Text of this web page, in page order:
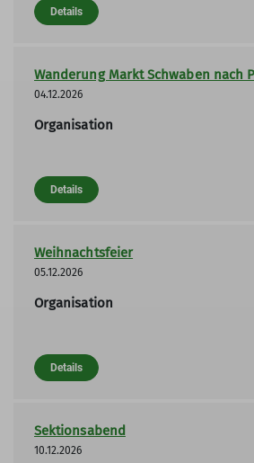
Details
Wanderung Markt Schwaben nach
04.12.2026
Organisation
Details
Weihnachtsfeier
05.12.2026
Organisation
Details
Sektionsabend
10.12.2026